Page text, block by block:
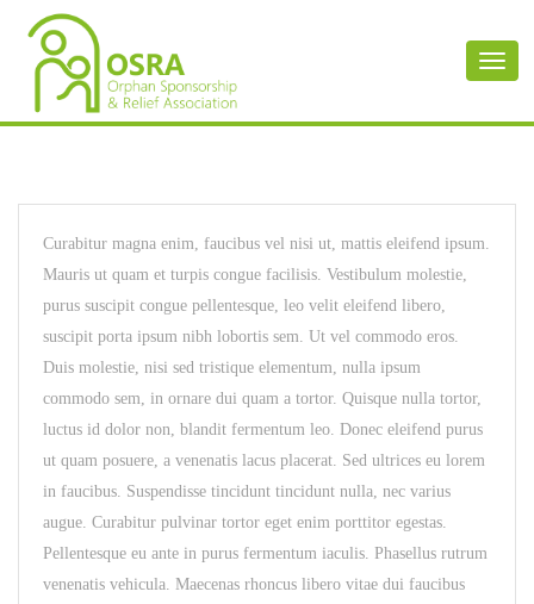
Curabitur magna enim, faucibus vel nisi ut, mattis eleifend ipsum.
Mauris ut quam et turpis congue facilisis. Vestibulum molestie,
purus suscipit congue pellentesque, leo velit eleifend libero,
suscipit porta ipsum nibh lobortis sem. Ut vel commodo eros.
Duis molestie, nisi sed tristique elementum, nulla ipsum
commodo sem, in ornare dui quam a tortor. Quisque nulla tortor,
luctus id dolor non, blandit fermentum leo. Donec eleifend purus
ut quam posuere, a venenatis lacus placerat. Sed ultrices eu lorem
in faucibus. Suspendisse tincidunt tincidunt nulla, nec varius
augue. Curabitur pulvinar tortor eget enim porttitor egestas.
Pellentesque eu ante in purus fermentum iaculis. Phasellus rutrum
venenatis vehicula. Maecenas rhoncus libero vitae dui faucibus